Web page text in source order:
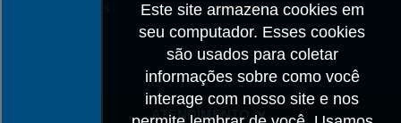
Este site armazena cookies em
seu computador. Esses cookies
são usados para coletar
informações sobre como você
interage com nosso site e nos
LINKS IMPORTANTES
SUPERSEED
ATENDIMENTO